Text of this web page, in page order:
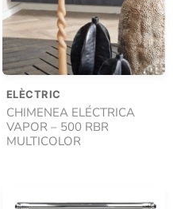
ELÈCTRIC
CHIMENEA ELÉCTRICA
VAPOR – 500 RBR
MULTICOLOR